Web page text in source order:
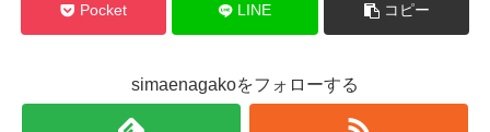
Pocket LINE コピー
simaenagakoをフォローする